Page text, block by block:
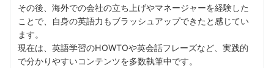
その後、海外での会社の立ち上げやマネージャーを経験した
ことで、自身の英語力もブラッシュアップできたと感じてい
ます。
現在は、英語学習のHOWTOや英会話フレーズなど、実践的
で分かりやすいコンテンツを多数執筆中です。